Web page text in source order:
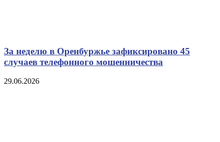
За неделю в Оренбуржье зафиксировано 45
случаев телефонного мошенничества
29.06.2026